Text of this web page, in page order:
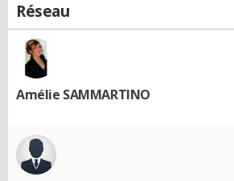
Réseau
Amélie SAMMARTINO